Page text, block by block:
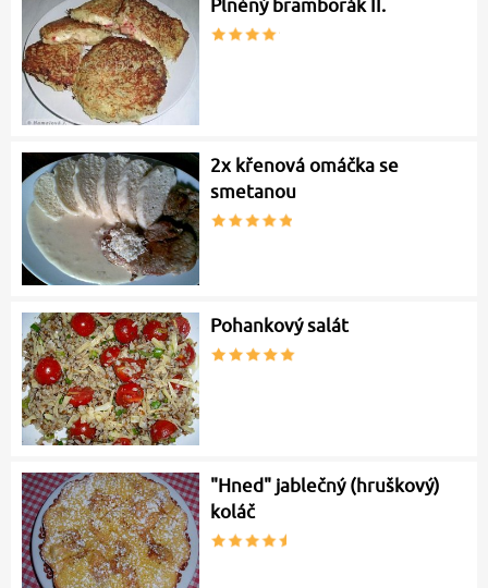
Plněný bramborák II.
2x křenová omáčka se
smetanou
Pohankový salát
"Hned" jablečný (hruškový)
koláč